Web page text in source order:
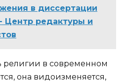
в диссертации
Центр редактуры и
религии в современном
она видоизменяется,